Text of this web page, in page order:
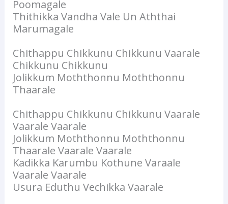
Poomagale
Thithikka Vandha Vale Un Aththai
Marumagale
Chithappu Chikkunu Chikkunu Vaarale
Chikkunu Chikkunu
Jolikkum Moththonnu Moththonnu
Thaarale
Chithappu Chikkunu Chikkunu Vaarale
Vaarale Vaarale
Jolikkum Moththonnu Moththonnu
Thaarale Vaarale Vaarale
Kadikka Karumbu Kothune Varaale
Vaarale Vaarale
Usura Eduthu Vechikka Vaarale